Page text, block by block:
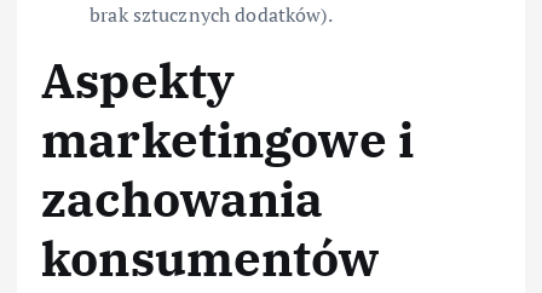
brak sztucznych dodatków).
Aspekty
marketingowe i
zachowania
konsumentów